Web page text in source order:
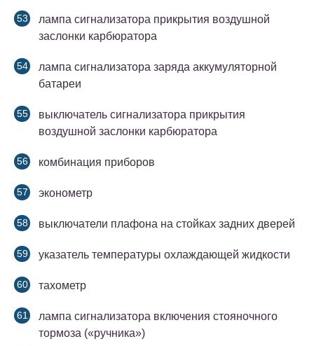
лампа сигнализатора прикрытия воздушной
заслонки карбюратора
лампа сигнализатора заряда аккумуляторной
батареи
выключатель сигнализатора прикрытия
воздушной заслонки карбюратора
комбинация приборов
эконометр
выключатели плафона на стойках задних дверей
указатель температуры охлаждающей жидкости
тахометр
лампа сигнализатора включения стояночного
тормоза («ручника»)